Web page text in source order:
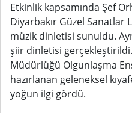
Etkinlik kapsamında Şef
Diyarbakır Güzel Sanatlar
müzik dinletisi sunuldu.
şiir dinletisi
Müdürlüğü Olgunlaşma
hazırlanan geleneksel
yoğun ilgi gördü.